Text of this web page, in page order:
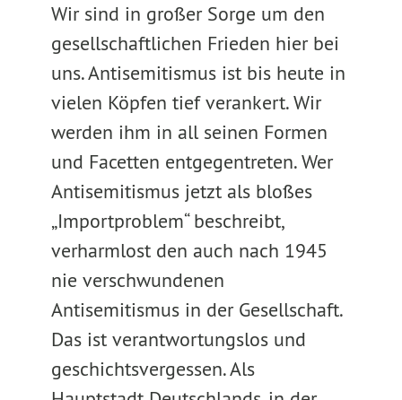
Wir sind in großer Sorge um den
gesellschaftlichen Frieden hier bei
uns. Antisemitismus ist bis heute in
vielen Köpfen tief verankert. Wir
werden ihm in all seinen Formen
und Facetten entgegentreten. Wer
Antisemitismus jetzt als bloßes
„Importproblem“ beschreibt,
verharmlost den auch nach 1945
nie verschwundenen
Antisemitismus in der Gesellschaft.
Das ist verantwortungslos und
geschichtsvergessen. Als